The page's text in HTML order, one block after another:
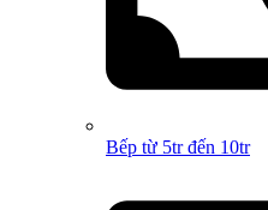
Bếp từ 5tr đến 10tr